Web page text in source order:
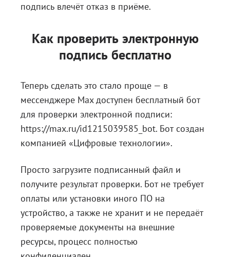
подпись влечёт отказ в приёме.
Как проверить электронную
подпись бесплатно
Теперь сделать это стало проще — в
мессенджере Max доступен бесплатный бот
для проверки электронной подписи:
https://max.ru/id1215039585_bot. Бот создан
компанией «Цифровые технологии».
Просто загрузите подписанный файл и
получите результат проверки. Бот не требует
оплаты или установки иного ПО на
устройство, а также не хранит и не передаёт
проверяемые документы на внешние
ресурсы, процесс полностью